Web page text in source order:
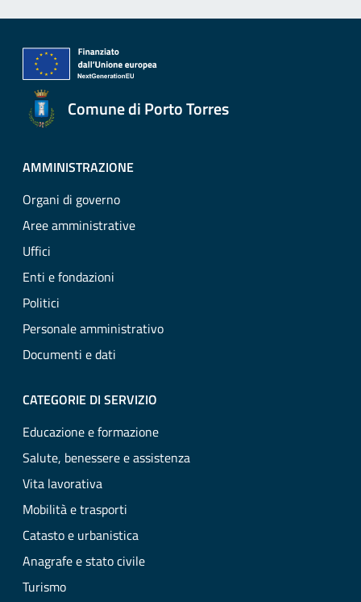
Comune di Porto Torres
AMMINISTRAZIONE
Organi di governo
Aree amministrative
Uffici
Enti e fondazioni
Politici
Personale amministrativo
Documenti e dati
CATEGORIE DI SERVIZIO
Educazione e formazione
Salute, benessere e assistenza
Vita lavorativa
Mobilità e trasporti
Catasto e urbanistica
Anagrafe e stato civile
Turismo